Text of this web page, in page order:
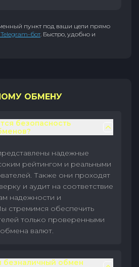
пункт под ваши цели прямо
бот. Быстро, удобно и
ОБМЕНУ
безопасность
надежные
рейтингом и реальными
Также они проходят
и аудит на соответствие
надежности и
стремимся обеспечить
только проверенными
валют.
безналичный обмен